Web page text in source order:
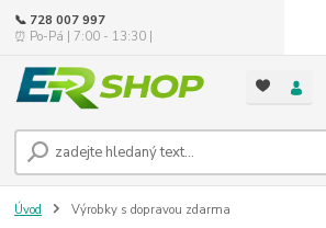
📞 728 007 997
⏰ Po-Pá | 7:00 - 13:30 |
Úvod Výrobky s dopravou zdarma